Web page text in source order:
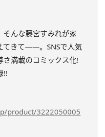
んな藤宮すみれが家
てきて――。SNSで人気
満載のコミックス化!
!!
product/3222050005